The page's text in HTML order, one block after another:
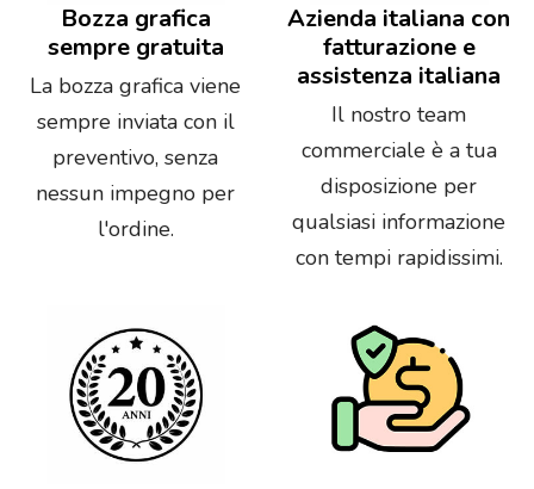
Bozza grafica
sempre gratuita
La bozza grafica viene
sempre inviata con il
preventivo, senza
nessun impegno per
l'ordine.
Azienda italiana con
fatturazione e
assistenza italiana
Il nostro team
commerciale è a tua
disposizione per
qualsiasi informazione
con tempi rapidissimi.